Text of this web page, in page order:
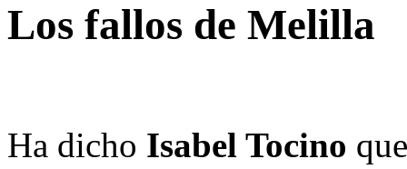
Los fallos de Melilla
Ha dicho Isabel Tocino